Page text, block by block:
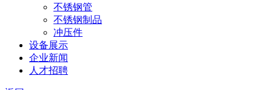
不锈钢管
不锈钢制品
冲压件
设备展示
企业新闻
人才招聘